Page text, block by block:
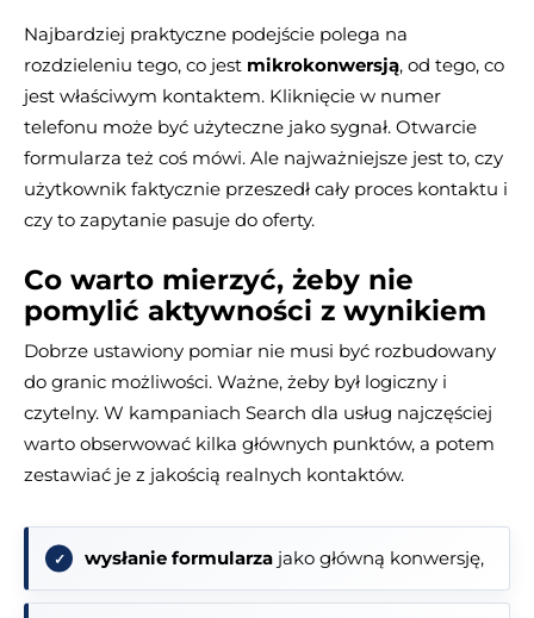
Najbardziej praktyczne podejście polega na
rozdzieleniu tego, co jest mikrokonwersją, od tego, co
jest właściwym kontaktem. Kliknięcie w numer
telefonu może być użyteczne jako sygnał. Otwarcie
formularza też coś mówi. Ale najważniejsze jest to, czy
użytkownik faktycznie przeszedł cały proces kontaktu i
czy to zapytanie pasuje do oferty.
Co warto mierzyć, żeby nie
pomylić aktywności z wynikiem
Dobrze ustawiony pomiar nie musi być rozbudowany
do granic możliwości. Ważne, żeby był logiczny i
czytelny. W kampaniach Search dla usług najczęściej
warto obserwować kilka głównych punktów, a potem
zestawiać je z jakością realnych kontaktów.
wysłanie formularza jako główną konwersję,